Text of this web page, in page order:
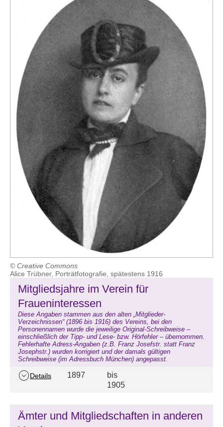
© Creative Commons
Alice Trübner, Porträtfotografie, spätestens 1916
Mitgliedsjahre im Verein für
Fraueninteressen
Diese Angaben stammen aus den alten „Mitglieder-
Verzeichnissen“ (1896 bis 1916) des Vereins, bei den
Personennamen wurde die jeweilige Original-Schreibweise –
einschließlich der Tipp- und Lese- bzw. Hörfehler – übernommen.
Fehlerhafte Adress-Angaben (z.B. Franz Josefstr. statt Franz
Josephstr.) wurden korrigiert und der damals gültigen
Schreibweise (im Adressbuch München) angepasst.
Details 1897
bis
1905
Ämter und Mitgliedschaften in anderen